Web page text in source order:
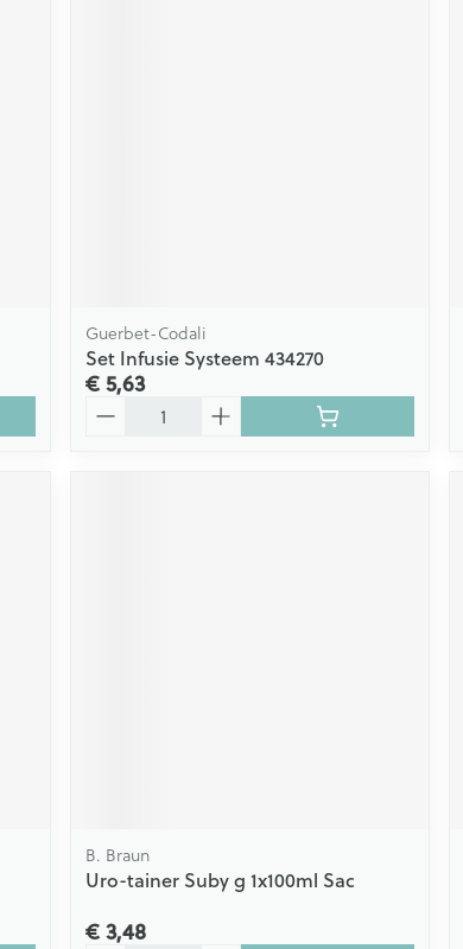
Guerbet-Codali
Set Infusie Systeem 434270
€ 5,63
B. Braun
Uro-tainer Suby g 1x100ml Sac
€ 3,48